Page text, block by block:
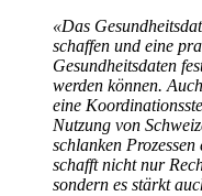
«Das
schaffen und eine
Gesundheitsdaten
werden können.
eine
Nutzung von
schlanken
schafft nicht nur
sondern es stärkt